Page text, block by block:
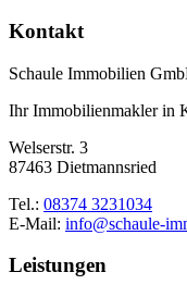
Kontakt
Schaule Immobilien
Ihr Immobilienmakler in
Welserstr. 3
87463 Dietmannsried
Tel.: 08374 3231034
E-Mail: info@schaule-
Leistungen